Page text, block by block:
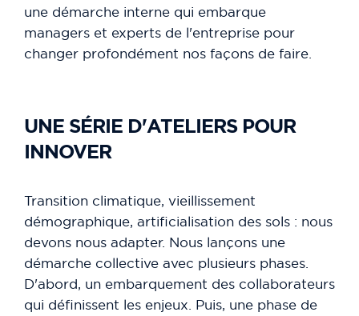
une démarche interne qui embarque
managers et experts de l'entreprise pour
changer profondément nos façons de faire.
UNE SÉRIE D'ATELIERS POUR
INNOVER
Transition climatique, vieillissement
démographique, artificialisation des sols : nous
devons nous adapter. Nous lançons une
démarche collective avec plusieurs phases.
D'abord, un embarquement des collaborateurs
qui définissent les enjeux. Puis, une phase de